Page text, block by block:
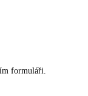
formuláři.